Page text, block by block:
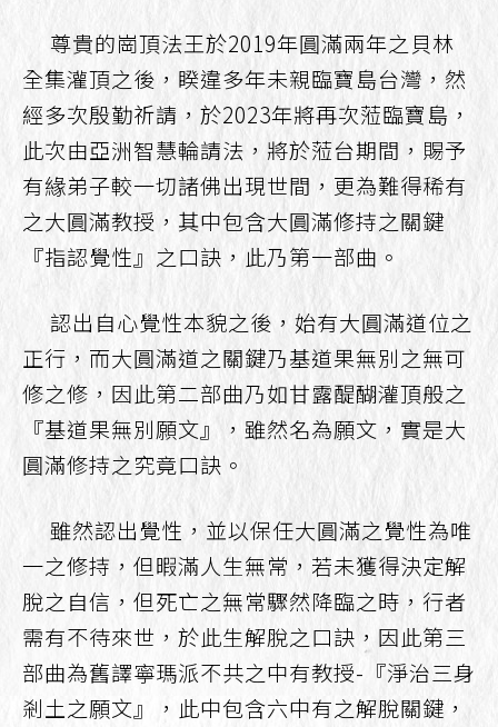
尊貴的崗頂法王於2019年圓滿兩年之貝林
全集灌頂之後，睽違多年未親臨寶島台灣，然
經多次殷勤祈請，於2023年將再次蒞臨寶島，
此次由亞洲智慧輪請法，將於蒞台期間，賜予
有緣弟子較一切諸佛出現世間，更為難得稀有
之大圓滿教授，其中包含大圓滿修持之關鍵
『指認覺性』之口訣，此乃第一部曲。
認出自心覺性本貌之後，始有大圓滿道位之
正行，而大圓滿道之關鍵乃基道果無別之無可
修之修，因此第二部曲乃如甘露醍醐灌頂般之
『基道果無別願文』，雖然名為願文，實是大
圓滿修持之究竟口訣。
雖然認出覺性，並以保任大圓滿之覺性為唯
一之修持，但暇滿人生無常，若未獲得決定解
脫之自信，但死亡之無常驟然降臨之時，行者
需有不待來世，於此生解脫之口訣，因此第三
部曲為舊譯寧瑪派不共之中有教授-『淨治三身
剎土之願文』，此中包含六中有之解脫關鍵，